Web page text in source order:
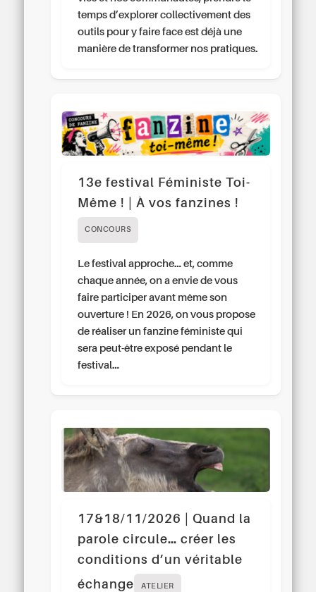
temps d’explorer collectivement des
outils pour y faire face est déjà une
manière de transformer nos pratiques.
13e festival Féministe Toi-
Même ! | À vos fanzines !
CONCOURS
Le festival approche… et, comme
chaque année, on a envie de vous
faire participer avant même son
ouverture ! En 2026, on vous propose
de réaliser un fanzine féministe qui
sera peut-être exposé pendant le
festival…
17&18/11/2026 | Quand la
parole circule… créer les
conditions d’un véritable
échange
ATELIER